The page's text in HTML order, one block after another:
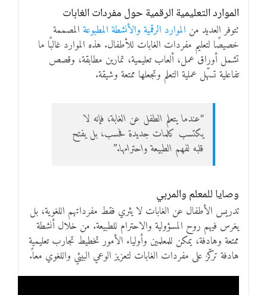
الموارد التعليمية الرقمية حول مفردات الغابات
تتوفر العديد من الموارد الرقمية والأنشطة المطبوعةالمصممة
خصيصًا لتعليم مفردات الغابات للأطفال. هذه الموارد غالبًا ما
تشمل أوراق عمل، ألعاب تعليمية، تمارين مطابقة، وقصص
تفاعلية تسهّل عملية التعلم وتجعلها ممتعة وشيقة.
“عندما يتعلم الطفل عن الغابة، فإنه لا
يكتسب كلمات جديدة فحسب، بل يفتح
قلبه لفهم الطبيعة واحترامها.”
وصايا للمعلم والمربي
تدريس الأطفال عن الغابات لا يثري فقط مفرداتهم اللغوية، بل
يغرس فيهم روح المسؤولية والاحترام للطبيعة. من خلال أنشطة
ممتعة وهادفة، يمكن للمعلمين وأولياء الأمور تخطيط تجارب تعليمية
هادفة تركّز على مفردات الغابات لتعزيز الوعي البيئي واللغوي معاً.